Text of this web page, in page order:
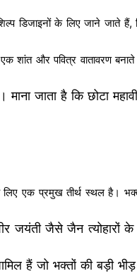
डिजाइनों के लिए जाने जाते हैं,
शांत और पवित्र वातावरण
जाता है कि छोटा
लिए एक प्रमुख तीर्थ स्थल है।
जयंती जैसे जैन त्योहारों
हैं जो भक्तों की बड़ी